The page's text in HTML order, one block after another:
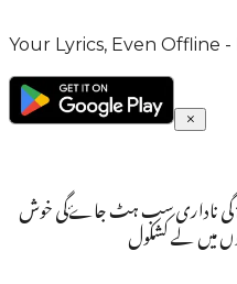
Your Lyrics, Even Offline
گی ناداری سب ہٹ جاۓگی خوش
میں لے کشکول